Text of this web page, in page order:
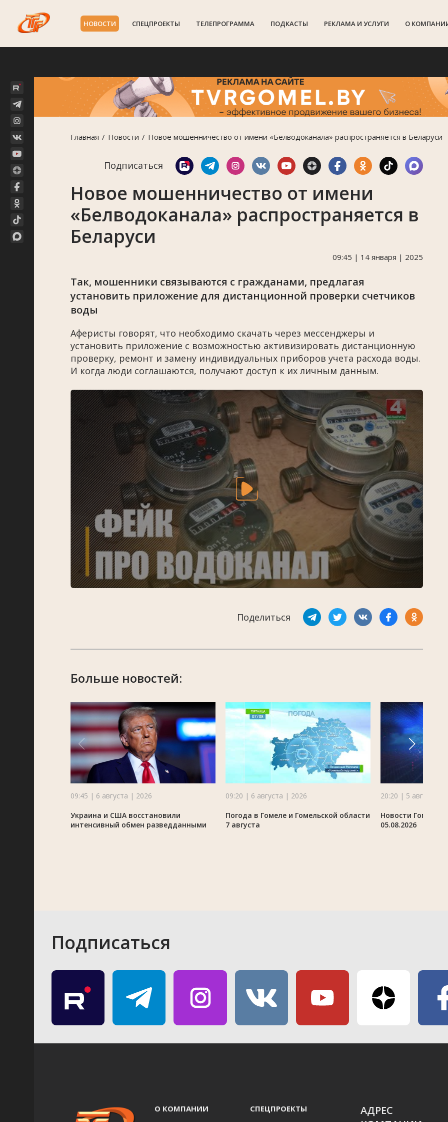
НОВОСТИ СПЕЦПРОЕКТЫ ТЕЛЕПРОГРАММА ПОДКАСТЫ РЕКЛАМА И УСЛУГИ О
Главная Новости Новое мошенничество от имени «Белводоканала» распространяется в Беларуси
Подписаться
Новое мошенничество от имени
«Белводоканала» распространяется в
Беларуси
09:45 | 14 января | 2025
Так, мошенники связываются с гражданами, предлагая
установить приложение для дистанционной проверки счетчиков
воды
Аферисты говорят, что необходимо скачать через мессенджеры и
установить приложение с возможностью активизировать дистанционную
проверку, ремонт и замену индивидуальных приборов учета расхода воды.
И когда люди соглашаются, получают доступ к их личным данным.
Поделиться
Больше новостей:
09:45 | 6 августа | 2026
Украина и США восстановили
интенсивный обмен разведданными
09:20 | 6 августа | 2026
Погода в Гомеле и Гомельской области
7 августа
20:20 | 5 августа |
Новости
05.08.2026
Подписаться
О КОМПАНИИ СПЕЦПРОЕКТЫ
АДРЕС